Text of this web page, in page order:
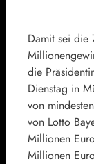
Damit sei die
die
Dienstag in
von
von Lotto
Millionen
Millionen